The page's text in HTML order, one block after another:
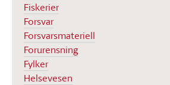
Fiskerier
Forsvar
Forsvarsmateriell
Forurensning
Fylker
Helsevesen